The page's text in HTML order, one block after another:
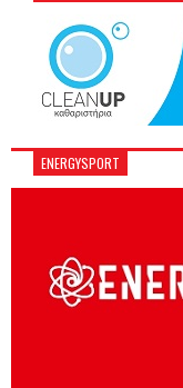
ENERGYSPORT